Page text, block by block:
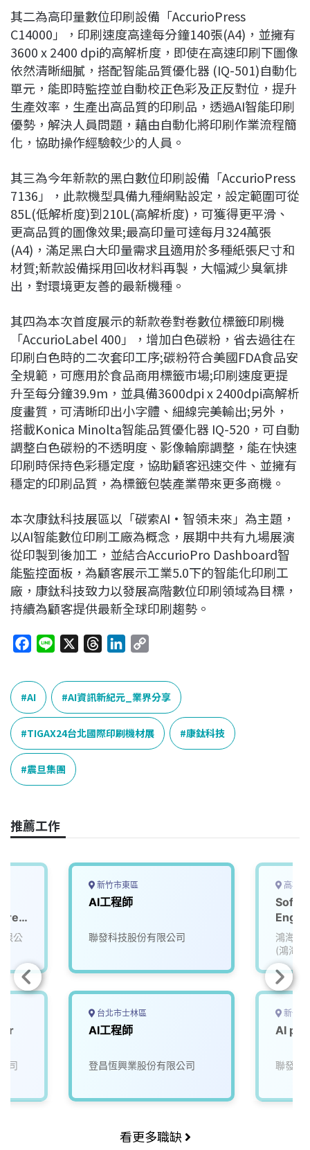
其二為高印量數位印刷設備「AccurioPress
C14000」，印刷速度高達每分鐘140張(A4)，並擁有
3600 x 2400 dpi的高解析度，即使在高速印刷下圖像
依然清晰細膩，搭配智能品質優化器 (IQ-501)自動化
單元，能即時監控並自動校正色彩及正反對位，提升
生產效率，生產出高品質的印刷品，透過AI智能印刷
優勢，解決人員問題，藉由自動化將印刷作業流程簡
化，協助操作經驗較少的人員。
其三為今年新款的黑白數位印刷設備「AccurioPress
7136」，此款機型具備九種網點設定，設定範圍可從
85L(低解析度)到210L(高解析度)，可獲得更平滑、
更高品質的圖像效果;最高印量可達每月324萬張
(A4)，滿足黑白大印量需求且適用於多種紙張尺寸和
材質;新款設備採用回收材料再製，大幅減少臭氧排
出，對環境更友善的最新機種。
其四為本次首度展示的新款卷對卷數位標籤印刷機
「AccurioLabel 400」，增加白色碳粉，省去過往在
印刷白色時的二次套印工序;碳粉符合美國FDA食品安
全規範，可應用於食品商用標籤市場;印刷速度更提
升至每分鐘39.9m，並具備3600dpi x 2400dpi高解析
度畫質，可清晰印出小字體、細線完美輸出;另外，
搭載Konica Minolta智能品質優化器 IQ-520，可自動
調整白色碳粉的不透明度、影像輪廓調整，能在快速
印刷時保持色彩穩定度，協助顧客迅速交件、並擁有
穩定的印刷品質，為標籤包裝產業帶來更多商機。
本次康鈦科技展區以「碳索AI•智領未來」為主題，
以AI智能數位印刷工廠為概念，展期中共有九場展演
從印製到後加工，並結合AccurioPro Dashboard智
能監控面板，為顧客展示工業5.0下的智能化印刷工
廠，康鈦科技致力以發展高階數位印刷領域為目標，
持續為顧客提供最新全球印刷趨勢。
c
e
b
o
o
k
n
r
e
a
d
s
n
k
e
d
I
p
y
L
i
n
AI AI資訊新紀元_業界分享
TIGAX24台北國際印刷機材展 康鈦科技
震旦集團
推薦工作
限公
司
新竹市東區
AI工程師
聯發科技股份有限公司
台北市士林區
AI工程師
登昌恆興業股份有限公司
高雄
AI
鴻海精
(鴻海)
新竹
AI
聯發科
看更多職缺